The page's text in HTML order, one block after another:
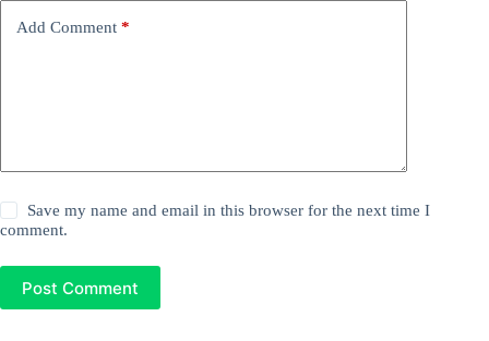
Add Comment *
Save my name and email in this browser for the next time I
comment.
Post Comment